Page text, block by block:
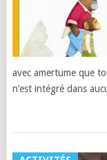
avec amertume que
n’est intégré dans